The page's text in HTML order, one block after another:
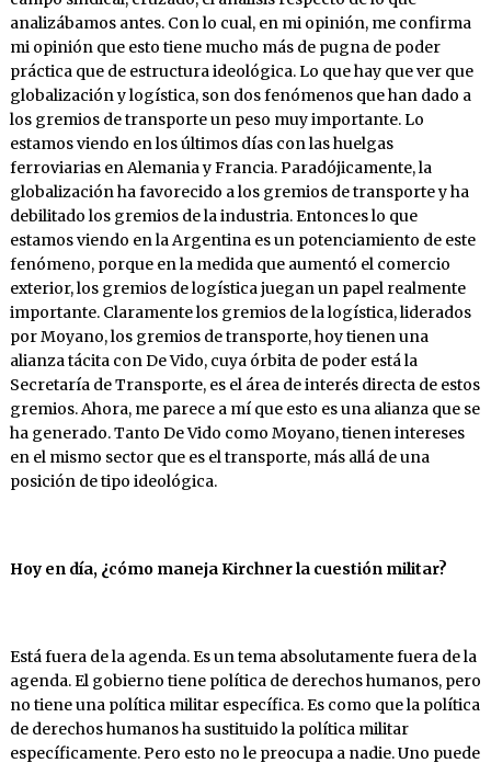
analizábamos antes. Con lo cual, en mi opinión, me confirma
mi opinión que esto tiene mucho más de pugna de poder
práctica que de estructura ideológica. Lo que hay que ver que
globalización y logística, son dos fenómenos que han dado a
los gremios de transporte un peso muy importante. Lo
estamos viendo en los últimos días con las huelgas
ferroviarias en Alemania y Francia. Paradójicamente, la
globalización ha favorecido a los gremios de transporte y ha
debilitado los gremios de la industria. Entonces lo que
estamos viendo en la Argentina es un potenciamiento de este
fenómeno, porque en la medida que aumentó el comercio
exterior, los gremios de logística juegan un papel realmente
importante. Claramente los gremios de la logística, liderados
por Moyano, los gremios de transporte, hoy tienen una
alianza tácita con De Vido, cuya órbita de poder está la
Secretaría de Transporte, es el área de interés directa de estos
gremios. Ahora, me parece a mí que esto es una alianza que se
ha generado. Tanto De Vido como Moyano, tienen intereses
en el mismo sector que es el transporte, más allá de una
posición de tipo ideológica.
Hoy en día, ¿cómo manejaKirchnerla cuestión militar?
Está fuera de la agenda. Es un tema absolutamente fuera de la
agenda. El gobierno tiene política de derechos humanos, pero
no tiene una política militar específica. Es como que la política
de derechos humanos ha sustituido la política militar
específicamente. Pero esto no le preocupa a nadie. Uno puede